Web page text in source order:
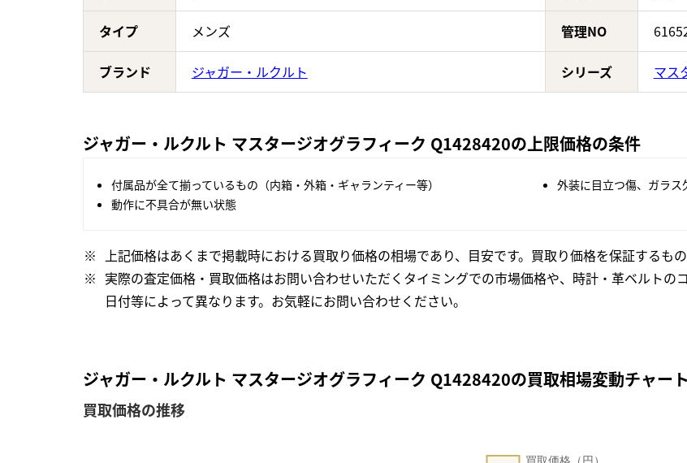
タイプ メンズ 管理NO
ブランド ジャガー・ルクルト シリーズ マス
ジャガー・ルクルト マスタージオグラフィーク Q1428420の上限価格の条件
付属品が全て揃っているもの（内箱・外箱・ギャランティー等）
外装に目立つ傷、ガラス
動作に不具合が無い状態
上記価格はあくまで掲載時における買取り価格の相場であり、目安です。買取り価格を保証するも
実際の査定価格・買取価格はお問い合わせいただくタイミングでの市場価格や、時計・革ベルトの
日付等によって異なります。お気軽にお問い合わせください。
ジャガー・ルクルト マスタージオグラフィーク Q1428420の買取相場変動チャート
買取価格の推移